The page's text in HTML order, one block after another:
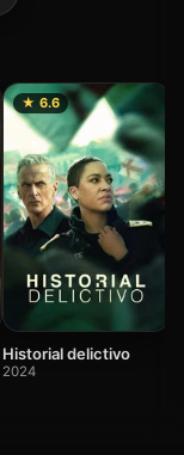
★ 6.6
Historial delictivo
2024